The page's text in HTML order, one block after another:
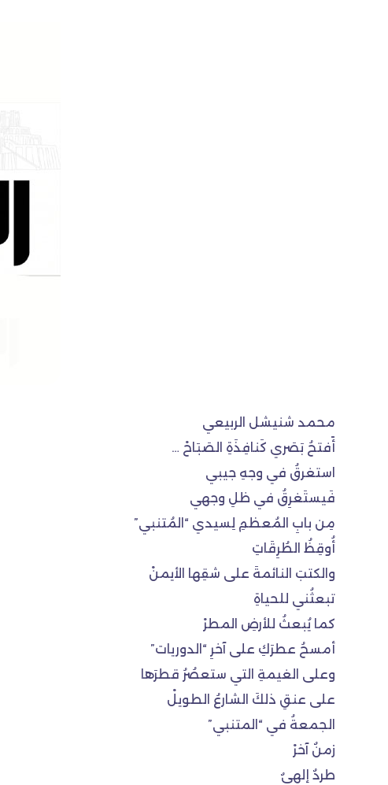
محمد شنيشل الربيعي
أًفتحُ بَصَري كَنافِذَةِ الصَبَاحْ …
استغرقُ في وجهِ جيبي
فَيستَغرِقُ في ظلِ وجهي
مِن بابِ المُعظمِ لِسيدي “المُتنبي”
أُوقِظُ الطُرِقَاتِ
والكتبَ النائمةَ على شقِها الأيمنْ
تبعثُني للحياةِ
كما يُبعثُ للأرضِ المطرْ
أمسحُ عطرَكِ على آخرِ “الدوريات”
وعلى الغيمةِ التي ستعصُرُ قطرَها
على عنقِ ذلكَ الشارعُ الطويلْ
الجمعةُ في “المتنبي”
زمنٌ آخرْ
طردٌ إلهيٌ